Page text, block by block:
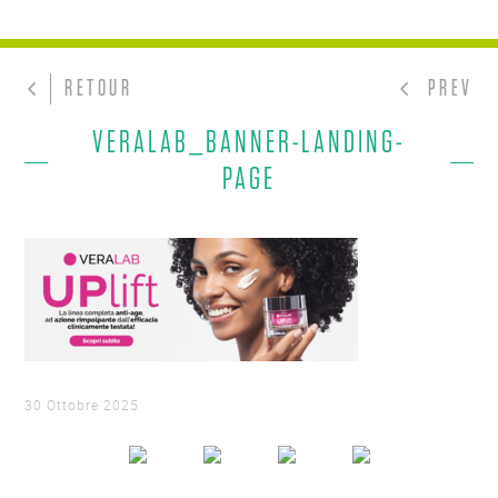
RETOUR PREV
VERALAB_BANNER-LANDING-
PAGE
30 Ottobre 2025